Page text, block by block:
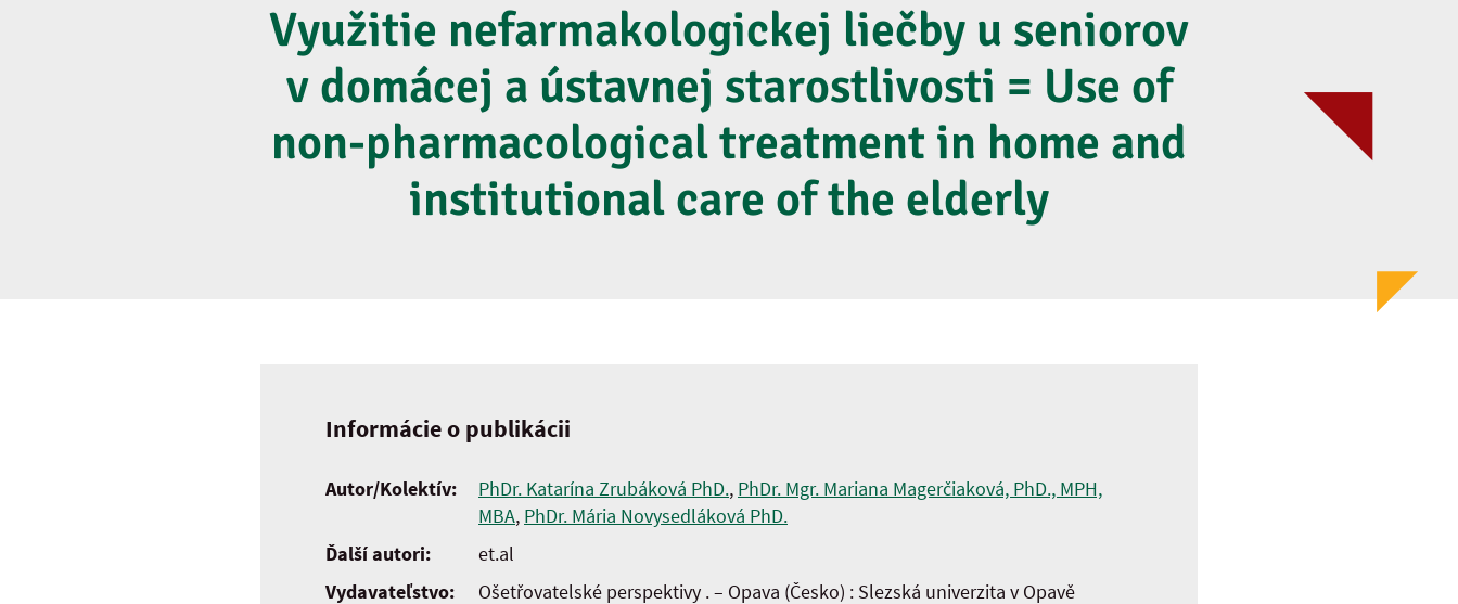
Využitie nefarmakologickej liečby u seniorov
v domácej a ústavnej starostlivosti = Use of
non-pharmacological treatment in home and
institutional care of the elderly
Informácie o publikácii
Autor/Kolektív: PhDr. Katarína Zrubáková PhD., PhDr. Mgr. Mariana Magerčiaková, PhD., MPH,
MBA, PhDr. Mária Novysedláková PhD.
Ďalší autori:
et.al
Vydavateľstvo:
Ošetřovatelské perspektivy . – Opava (Česko) : Slezská univerzita v Opavě